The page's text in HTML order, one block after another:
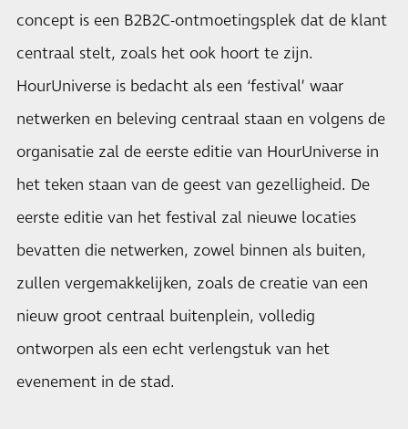
concept is een B2B2C-ontmoetingsplek dat de klant
centraal stelt, zoals het ook hoort te zijn.
HourUniverse is bedacht als een ‘festival’ waar
netwerken en beleving centraal staan en volgens de
organisatie zal de eerste editie van HourUniverse in
het teken staan ​​van de geest van gezelligheid. De
eerste editie van het festival zal nieuwe locaties
bevatten die netwerken, zowel binnen als buiten,
zullen vergemakkelijken, zoals de creatie van een
nieuw groot centraal buitenplein, volledig
ontworpen als een echt verlengstuk van het
evenement in de stad.